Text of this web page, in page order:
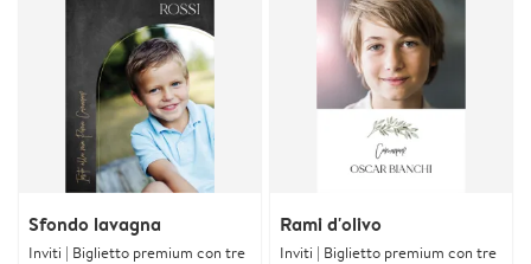
Sfondo lavagna
Inviti | Biglietto premium con tre
Rami d'olivo
Inviti | Biglietto premium con tre